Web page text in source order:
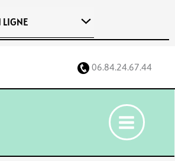
LIGNE
06.84.24.67.44